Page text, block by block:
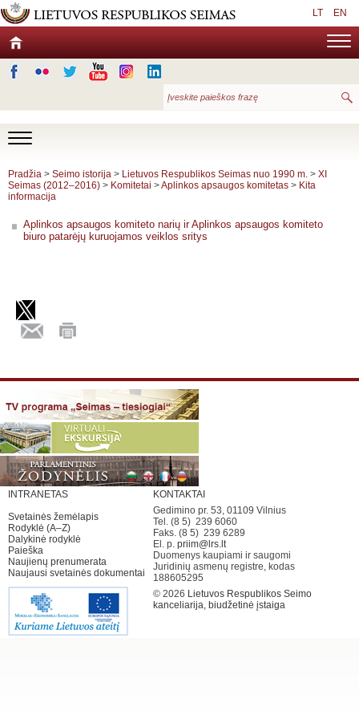
LT EN
Pradžia > Seimo istorija > Lietuvos Respublikos Seimas nuo 1990 m. > XI
Seimas (2012–2016) > Komitetai >Aplinkos apsaugos komitetas > Kita
informacija
Aplinkos apsaugos komiteto narių ir Aplinkos apsaugos komiteto
biuro patarėjų kuruojamos veiklos sritys
INTRANETAS
Svetainės žemėlapis
Rodyklė (A–Z)
Dalykinė rodyklė
Paieška
Naujienų prenumerata
Naujausi svetainės dokumentai
KONTAKTAI
Gedimino pr. 53, 01109 Vilnius
Tel. (8 5) 239 6060
Faks. (8 5) 239 6289
El. p. priim@lrs.lt
Duomenys kaupiami ir saugomi
Juridinių asmenų registre, kodas
188605295
© 2026 Lietuvos Respublikos Seimo
kanceliarija, biudžetinė įstaiga